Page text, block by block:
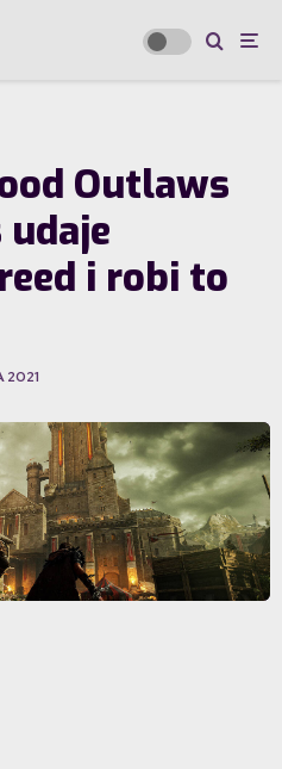
Outlaws
udaje
i robi to
2021